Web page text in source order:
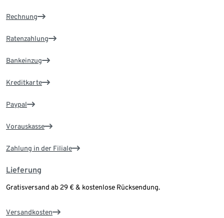
Rechnung
Ratenzahlung
Bankeinzug
Kreditkarte
Paypal
Vorauskasse
Zahlung in der Filiale
Lieferung
Gratisversand ab 29 € & kostenlose Rücksendung.
Versandkosten